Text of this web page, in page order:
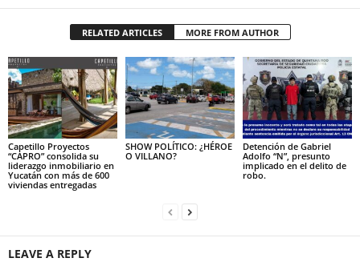
RELATED ARTICLES MORE FROM AUTHOR
Capetillo Proyectos
“CAPRO” consolida su
liderazgo inmobiliario en
Yucatán con más de 600
viviendas entregadas
SHOW POLÍTICO: ¿HÉROE
O VILLANO?
Detención de Gabriel
Adolfo “N”, presunto
implicado en el delito de
robo.
LEAVE A REPLY